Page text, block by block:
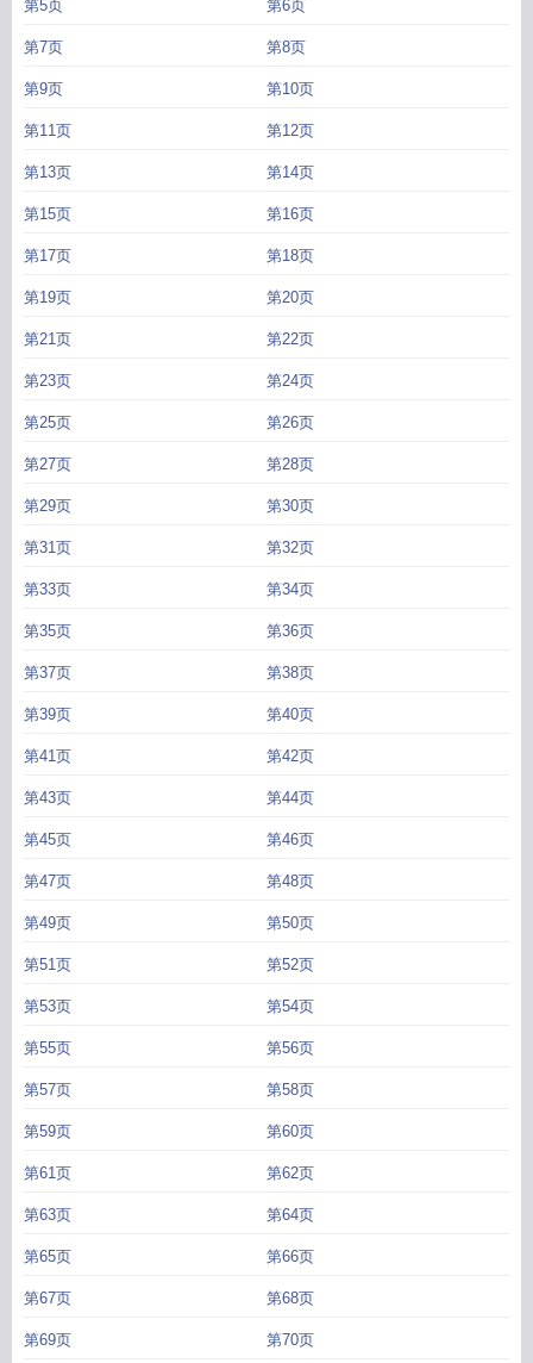
第5页 第6页
第7页 第8页
第9页 第10页
第11页 第12页
第13页 第14页
第15页 第16页
第17页 第18页
第19页 第20页
第21页 第22页
第23页 第24页
第25页 第26页
第27页 第28页
第29页 第30页
第31页 第32页
第33页 第34页
第35页 第36页
第37页 第38页
第39页 第40页
第41页 第42页
第43页 第44页
第45页 第46页
第47页 第48页
第49页 第50页
第51页 第52页
第53页 第54页
第55页 第56页
第57页 第58页
第59页 第60页
第61页 第62页
第63页 第64页
第65页 第66页
第67页 第68页
第69页 第70页